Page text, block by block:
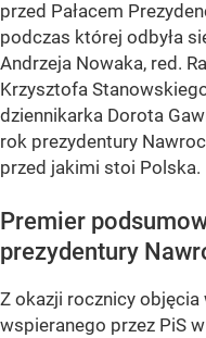
przed Pałacem
podczas której odbyła
Andrzeja Nowaka, red.
Krzysztofa
dziennikarka Dorota
rok prezydentury
przed jakimi stoi Polska.
Premier
prezydentury
Z okazji rocznicy objęcia
wspieranego przez PiS